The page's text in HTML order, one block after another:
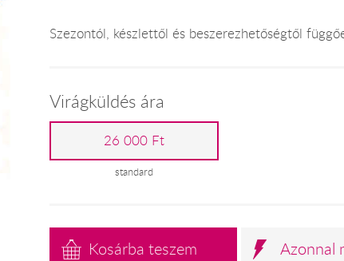
Szezontól, készlettől és beszerezhetőségtől
Virágküldés ára
26 000 Ft
standard
Kosárba teszem Azonnal